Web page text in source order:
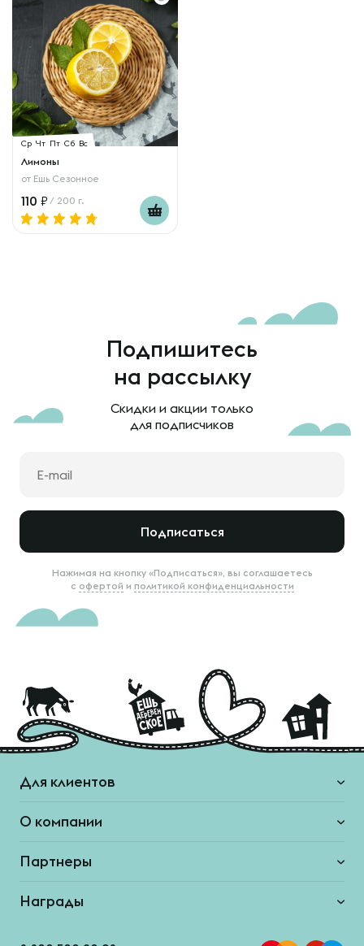
Ср Чт Пт Сб Вс
Лимоны
от Ешь Сезонное
110 / 200 г.
Подпишитесь
на рассылку
Скидки и акции только
для подписчиков
Подписаться
Нажимая на кнопку «Подписаться», вы соглашаетесь
с офертой и политикой конфиденциальности
Для клиентов
О компании
Партнеры
Награды